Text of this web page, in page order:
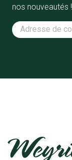
nos nouveautés !